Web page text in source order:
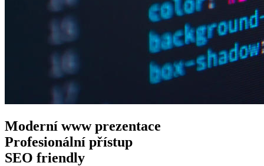
Moderní wwwprezentace
Profesionální přístup
SEO friendly